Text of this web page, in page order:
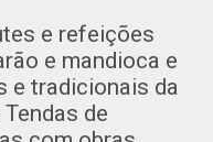
e refeições
e mandioca e
e tradicionais da
de